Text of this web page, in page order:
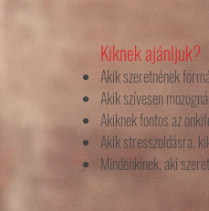
Kiknek ajánljuk?
Akik szeretnének
Akik szívesen
Akiknek fontos az
Akik stresszoldásra,
Mindenkinek, aki